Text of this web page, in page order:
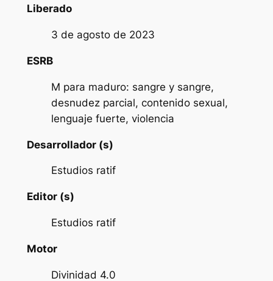
Liberado
3 de agosto de 2023
ESRB
M para maduro: sangre y sangre,
desnudez parcial, contenido sexual,
lenguaje fuerte, violencia
Desarrollador (s)
Estudios ratif
Editor (s)
Estudios ratif
Motor
Divinidad 4.0